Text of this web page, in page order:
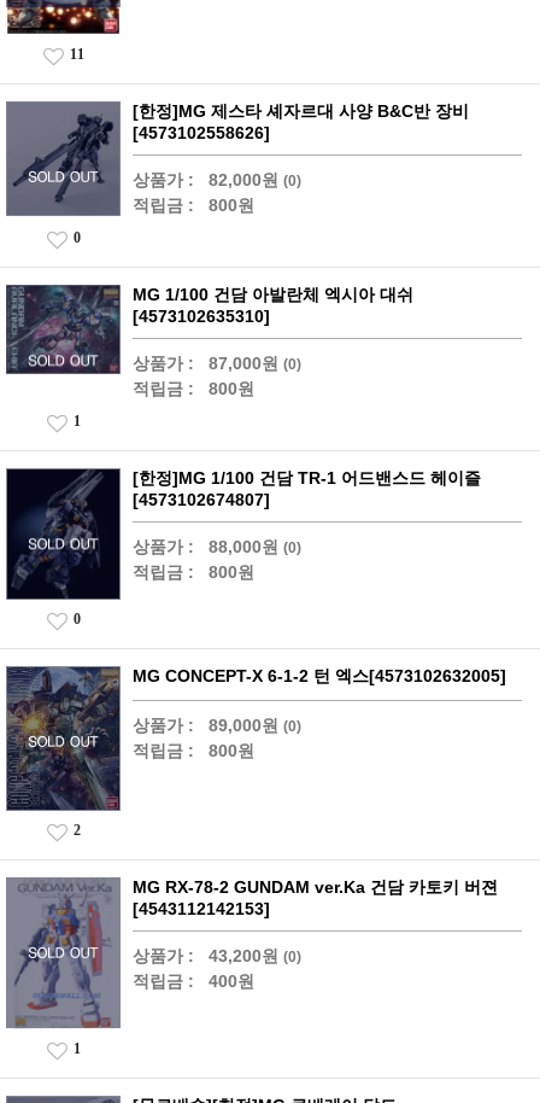
11
[한정]MG 제스타 셰자르대 사양 B&C반 장비
[4573102558626]
상품가 : 82,000원 (0)
적립금 : 800원
0
MG 1/100 건담 아발란체 엑시아 대쉬
[4573102635310]
상품가 : 87,000원 (0)
적립금 : 800원
1
[한정]MG 1/100 건담 TR-1 어드밴스드 헤이즐
[4573102674807]
상품가 : 88,000원 (0)
적립금 : 800원
0
MG CONCEPT-X 6-1-2 턴 엑스[4573102632005]
상품가 : 89,000원 (0)
적립금 : 800원
2
MG RX-78-2 GUNDAM ver.Ka 건담 카토키 버젼
[4543112142153]
상품가 : 43,200원 (0)
적립금 : 400원
1